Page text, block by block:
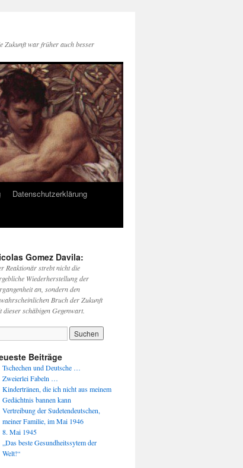
Zukunft war früher auch besser
Datenschutzerklärung
Gomez Davila:
Reaktionär strebt nicht die
Wiederherstellung der
an, sondern den
Bruch der Zukunft
dieser schäbigen Gegenwart.
Beiträge
Tschechen und Deutsche …
Zweierlei Fabeln …
Kindertränen, die ich nicht aus meinem
Gedächtnis bannen kann
Vertreibung der Sudetendeutschen,
meiner Familie, im Mai 1946
8. Mai 1945
„Das beste Gesundheitssytem der
Welt!“